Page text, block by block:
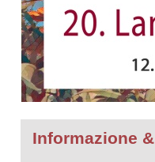
Informazione